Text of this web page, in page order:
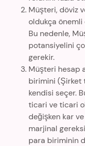
Müşteri, döviz
oldukça önemli
Bu nedenle,
potansiyelini
gerekir.
Müşteri hesap
birimini (Şirket
kendisi seçer.
ticari ve ticari
değişken kar
marjinal
para biriminin